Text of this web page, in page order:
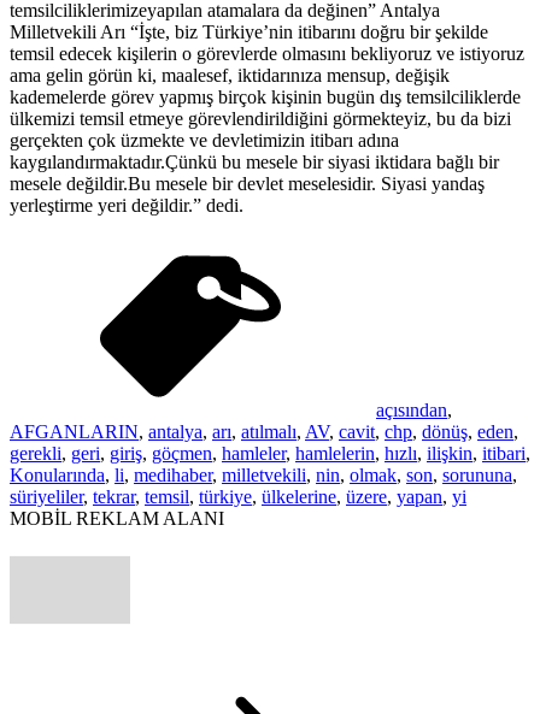
temsilciliklerimizeyapılan atamalara da değinen” Antalya
Milletvekili Arı “İşte, biz Türkiye’nin itibarını doğru bir şekilde
temsil edecek kişilerin o görevlerde olmasını bekliyoruz ve istiyoruz
ama gelin görün ki, maalesef, iktidarınıza mensup, değişik
kademelerde görev yapmış birçok kişinin bugün dış temsilciliklerde
ülkemizi temsil etmeye görevlendirildiğini görmekteyiz, bu da bizi
gerçekten çok üzmekte ve devletimizin itibarı adına
kaygılandırmaktadır.Çünkü bu mesele bir siyasi iktidara bağlı bir
mesele değildir.Bu mesele bir devlet meselesidir. Siyasi yandaş
yerleştirme yeri değildir.” dedi.
açısından,
AFGANLARIN, antalya, arı, atılmalı, AV, cavit, chp, dönüş, eden,
gerekli, geri, giriş, göçmen, hamleler, hamlelerin, hızlı, ilişkin, itibari,
Konularında, li, medihaber, milletvekili, nin, olmak, son, sorununa,
süriyeliler, tekrar, temsil, türkiye, ülkelerine, üzere, yapan, yi
MOBİL REKLAM ALANI